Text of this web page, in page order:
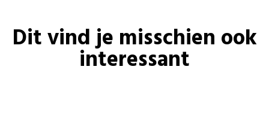
Dit vind je misschien ook
interessant